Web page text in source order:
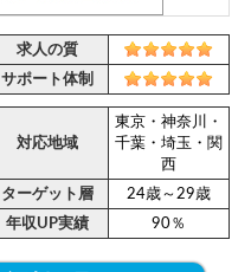
求人の質
サポート体制
対応地域
東京・神奈川・
千葉・埼玉・関
西
ターゲット層
24歳～29歳
年収UP実績 90％